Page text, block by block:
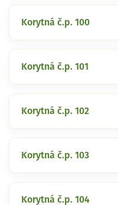
Korytná č.p. 100
Korytná č.p. 101
Korytná č.p. 102
Korytná č.p. 103
Korytná č.p. 104